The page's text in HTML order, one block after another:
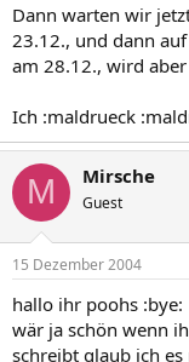
Dann warten wir
23.12., und dann
am 28.12., wird
Ich :maldrueck
M Mirsche
Guest
15 Dezember 2004
hallo ihr poohs :bye:
wär ja schön wenn
schreibt glaub ich